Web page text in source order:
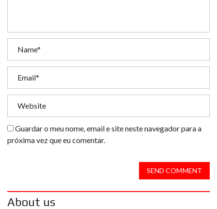
Guardar o meu nome, email e site neste navegador para a
próxima vez que eu comentar.
SEND COMMENT
About us